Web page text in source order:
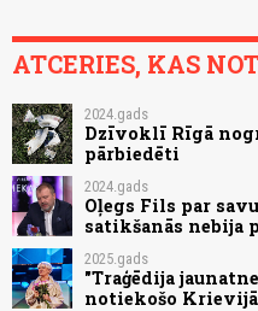
ATCERIES, KAS
2024.gads
Dzīvoklī Rīgā
pārbiedēti
2024.gads
Oļegs Fils par
satikšanās nebija
2025.gads
"Traģēdija
notiekošo Krievijā